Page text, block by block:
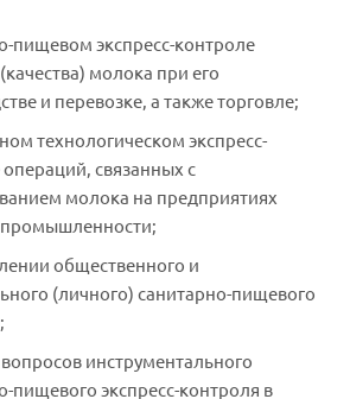
пищевом экспресс-контроле
молока при его
и перевозке, а также торговле;
технологическом экспресс-
связанных с
молока на предприятиях
общественного и
(личного) санитарно-пищевого
инструментального
пищевого экспресс-контроля в